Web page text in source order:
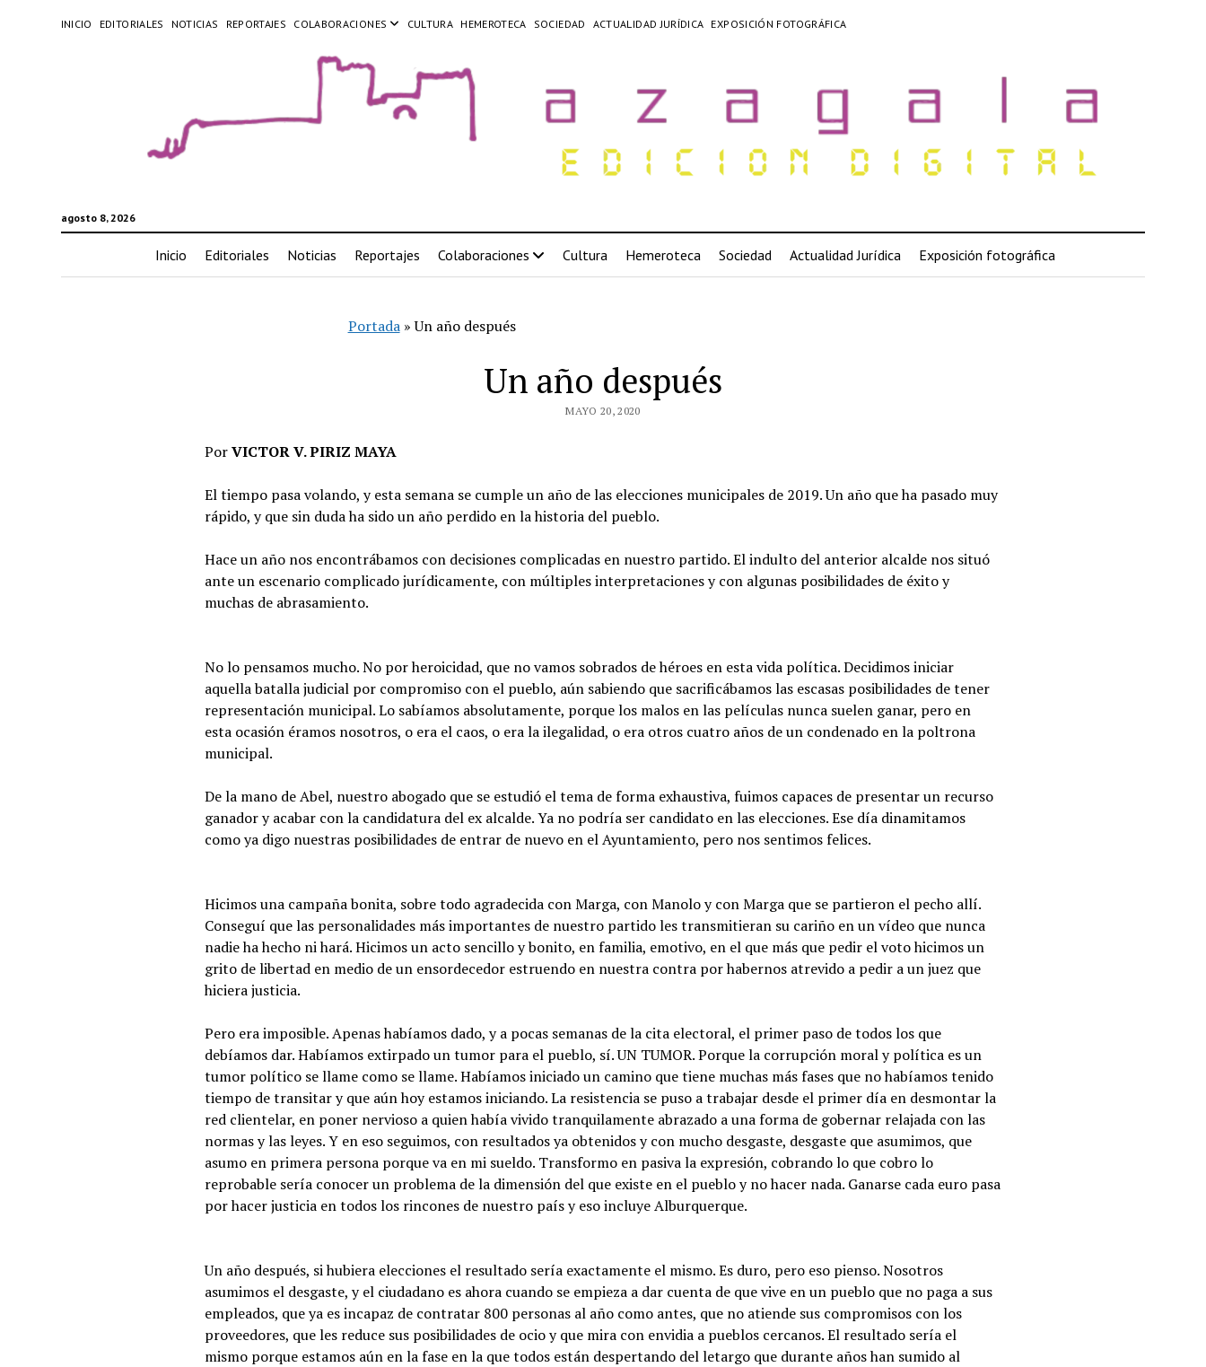
INICIO EDITORIALES NOTICIAS REPORTAJES COLABORACIONES CULTURA HEMEROTECA SOCIEDAD ACTUALIDAD JURÍDICA EXPOSICIÓN FOTOGRÁFICA
agosto 8, 2026
Inicio Editoriales Noticias Reportajes Colaboraciones Cultura Hemeroteca Sociedad Actualidad Jurídica Exposición fotográfica
Portada»Un año después
Un año después
MAYO 20, 2020
PorVICTOR V. PIRIZ MAYA
El tiempo pasa volando, y esta semana se cumple un año de las elecciones municipales de 2019. Un año que ha pasado muy
rápido, y que sin duda ha sido un año perdido en la historia del pueblo.
Hace un año nos encontrábamos con decisiones complicadas en nuestro partido. El indulto del anterior alcalde nos situó
ante un escenario complicado jurídicamente, con múltiples interpretaciones y con algunas posibilidades de éxito y
muchas de abrasamiento.
No lo pensamos mucho. No por heroicidad, que no vamos sobrados de héroes en esta vida política. Decidimos iniciar
aquella batalla judicial por compromiso con el pueblo, aún sabiendo que sacrificábamos las escasas posibilidades de tener
representación municipal. Lo sabíamos absolutamente, porque los malos en las películas nunca suelen ganar, pero en
esta ocasión éramos nosotros, o era el caos, o era la ilegalidad, o era otros cuatro años de un condenado en la poltrona
municipal.
De la mano de Abel, nuestro abogado que se estudió el tema de forma exhaustiva, fuimos capaces de presentar un recurso
ganador y acabar con la candidatura del ex alcalde. Ya no podría ser candidato en las elecciones. Ese día dinamitamos
como ya digo nuestras posibilidades de entrar de nuevo en el Ayuntamiento, pero nos sentimos felices.
Hicimos una campaña bonita, sobre todo agradecida con Marga, con Manolo y con Marga que se partieron el pecho allí.
Conseguí que las personalidades más importantes de nuestro partido les transmitieran su cariño en un vídeo que nunca
nadie ha hecho ni hará. Hicimos un acto sencillo y bonito, en familia, emotivo, en el que más que pedir el voto hicimos un
grito de libertad en medio de un ensordecedor estruendo en nuestra contra por habernos atrevido a pedir a un juez que
hiciera justicia.
Pero era imposible. Apenas habíamos dado, y a pocas semanas de la cita electoral, el primer paso de todos los que
debíamos dar. Habíamos extirpado un tumor para el pueblo, sí. UN TUMOR. Porque la corrupción moral y política es un
tumor político se llame como se llame. Habíamos iniciado un camino que tiene muchas más fases que no habíamos tenido
tiempo de transitar y que aún hoy estamos iniciando. La resistencia se puso a trabajar desde el primer día en desmontar la
red clientelar, en poner nervioso a quien había vivido tranquilamente abrazado a una forma de gobernar relajada con las
normas y las leyes. Y en eso seguimos, con resultados ya obtenidos y con mucho desgaste, desgaste que asumimos, que
asumo en primera persona porque va en mi sueldo. Transformo en pasiva la expresión, cobrando lo que cobro lo
reprobable sería conocer un problema de la dimensión del que existe en el pueblo y no hacer nada. Ganarse cada euro pasa
por hacer justicia en todos los rincones de nuestro país y eso incluye Alburquerque.
Un año después, si hubiera elecciones el resultado sería exactamente el mismo. Es duro, pero eso pienso. Nosotros
asumimos el desgaste, y el ciudadano es ahora cuando se empieza a dar cuenta de que vive en un pueblo que no paga a sus
empleados, que ya es incapaz de contratar 800 personas al año como antes, que no atiende sus compromisos con los
proveedores, que les reduce sus posibilidades de ocio y que mira con envidia a pueblos cercanos. El resultado sería el
mismo porque estamos aún en la fase en la que todos están despertando del letargo que durante años han sumido al